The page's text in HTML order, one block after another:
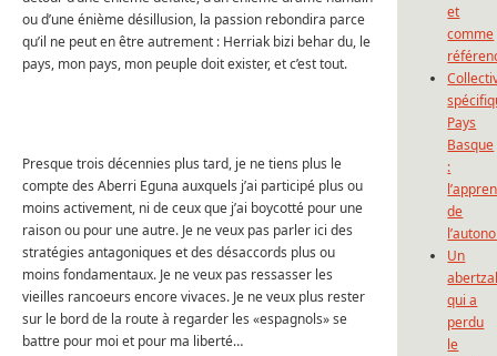
ou d’une énième désillusion, la passion rebondira parce
qu’il ne peut en être autrement : Herriak bizi behar du, le
pays, mon pays, mon peuple doit exister, et c’est tout.
Presque trois décennies plus tard, je ne tiens plus le
compte des Aberri Eguna auxquels j’ai participé plus ou
moins activement, ni de ceux que j’ai boycotté pour une
raison ou pour une autre. Je ne veux pas parler ici des
stratégies antagoniques et des désaccords plus ou
moins fondamentaux. Je ne veux pas ressasser les
vieilles rancoeurs encore vivaces. Je ne veux plus rester
sur le bord de la route à regarder les «espagnols» se
battre pour moi et pour ma liberté…
et
comme
Pays
Basque
:
de
Un
qui a
perdu
le